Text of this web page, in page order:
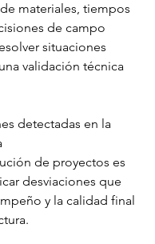
materiales, tiempos
de campo
situaciones
validación técnica
detectadas en la
de proyectos es
desviaciones que
y la calidad final